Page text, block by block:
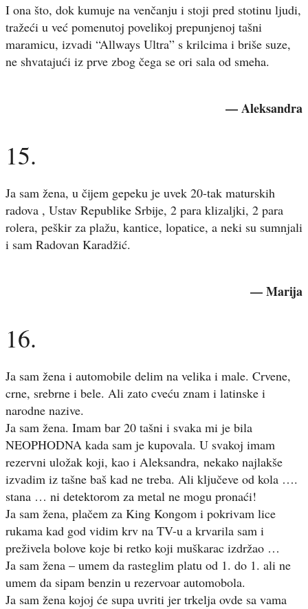
I ona što, dok kumuje na venčanju i stoji pred stotinu ljudi,
tražeći u već pomenutoj povelikoj prepunjenoj tašni
maramicu, izvadi “Allways Ultra” s krilcima i briše suze,
ne shvatajući iz prve zbog čega se ori sala od smeha.
— Aleksandra
15.
Ja sam žena, u čijem gepeku je uvek 20-tak maturskih
radova , Ustav Republike Srbije, 2 para klizaljki, 2 para
rolera, peškir za plažu, kantice, lopatice, a neki su sumnjali
i sam Radovan Karadžić.
— Marija
16.
Ja sam žena i automobile delim na velika i male. Crvene,
crne, srebrne i bele. Ali zato cveću znam i latinske i
narodne nazive.
Ja sam žena. Imam bar 20 tašni i svaka mi je bila
NEOPHODNA kada sam je kupovala. U svakoj imam
rezervni uložak koji, kao i Aleksandra, nekako najlakše
izvadim iz tašne baš kad ne treba. Ali ključeve od kola ….
stana … ni detektorom za metal ne mogu pronaći!
Ja sam žena, plačem za King Kongom i pokrivam lice
rukama kad god vidim krv na TV-u a krvarila sam i
preživela bolove koje bi retko koji muškarac izdržao …
Ja sam žena – umem da rasteglim platu od 1. do 1. ali ne
umem da sipam benzin u rezervoar automobola.
Ja sam žena kojoj će supa uvriti jer trkelja ovde sa vama